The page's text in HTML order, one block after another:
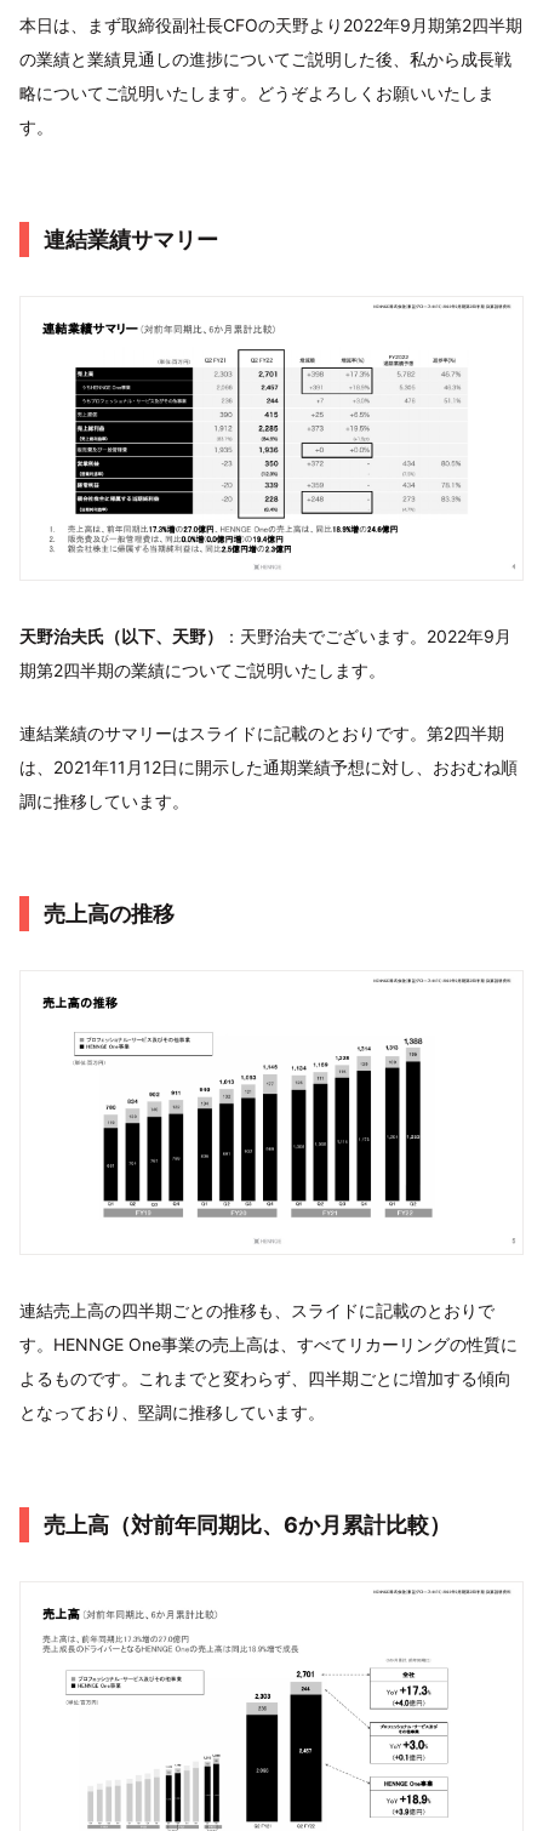
本日は、まず取締役副社長CFOの天野より2022年9月期第2四半期
の業績と業績見通しの進捗についてご説明した後、私から成長戦
略についてご説明いたします。どうぞよろしくお願いいたしま
す。
連結業績サマリー
天野治夫氏（以下、天野）
：天野治夫でございます。2022年9月
期第2四半期の業績についてご説明いたします。
連結業績のサマリーはスライドに記載のとおりです。第2四半期
は、2021年11月12日に開示した通期業績予想に対し、おおむね順
調に推移しています。
売上高の推移
連結売上高の四半期ごとの推移も、スライドに記載のとおりで
す。HENNGE One事業の売上高は、すべてリカーリングの性質に
よるものです。これまでと変わらず、四半期ごとに増加する傾向
となっており、堅調に推移しています。
売上高（対前年同期比、6か月累計比較）